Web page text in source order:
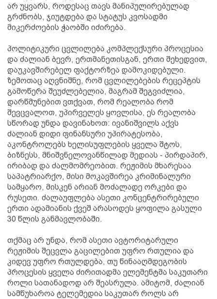
არ უყვარს, როდესაც თავს მანიპულირებულად
გრძნობს, ჯიუტდება და სტატუს კვოსადმი
მიკერძოების ჭაობში იძირება.
პოლიტიკური ცვლილება კომპლექსური პროცესია
და ძალიან ბევრ, ერთმანეთისგან, ერთი შეხედვით,
დაუკავშირებელ ფაქტორზეა დამოკიდებული.
ზემოთაც აღვნიშნე, რომ ცვლილებების რეცეპტის
გამოწერა შეუძლებელია, მაგრამ შეგვიძლია,
დარწმუნებით ვთქვათ, რომ რეალობა რომ
შევცვალოთ, უპირველეს ყოვლისა, ეს რეალობა
სწორად უნდა დავინახოთ: ივანიშვილს აქვს
ძალიან დიდი ფინანსური უპირატესობა,
აკონტროლებს ხელისუფლების ყველა შტოს,
ბიზნესს, მნიშვნელოვანწილად მედიას - პირდაპირ,
ირიბად და ძალმომრეობით. რეჟიმის მხარესაა
საპატრიარქო, მისი მოკავშირეა კრიმინალური
სამყარო, მისკენ არიან მოძალადე ორკები და
რუსეთი. ძალაუფლება ასეთი კონცენტრირებული
ერთი ადამიანის ქვეშ არასოდეს ყოფილა გასული
30 წლის განმავლობაში.
თქმაც არ უნდა, რომ ასეთი ავტორიტარული
რეჟიმის შეცვლა გაცილებით უფრო რთულია და
კიდევ უფრო რთულდება, თუ წინააღმდეგობის
პროცესის ყველა ძირითადმა ელემენტმა საკუთარი
როლი სათანადოდ არ შეასრულა. ამიტომ, ძალიან
სამწუხაროა ტელემედია საკუთარ როლს არ